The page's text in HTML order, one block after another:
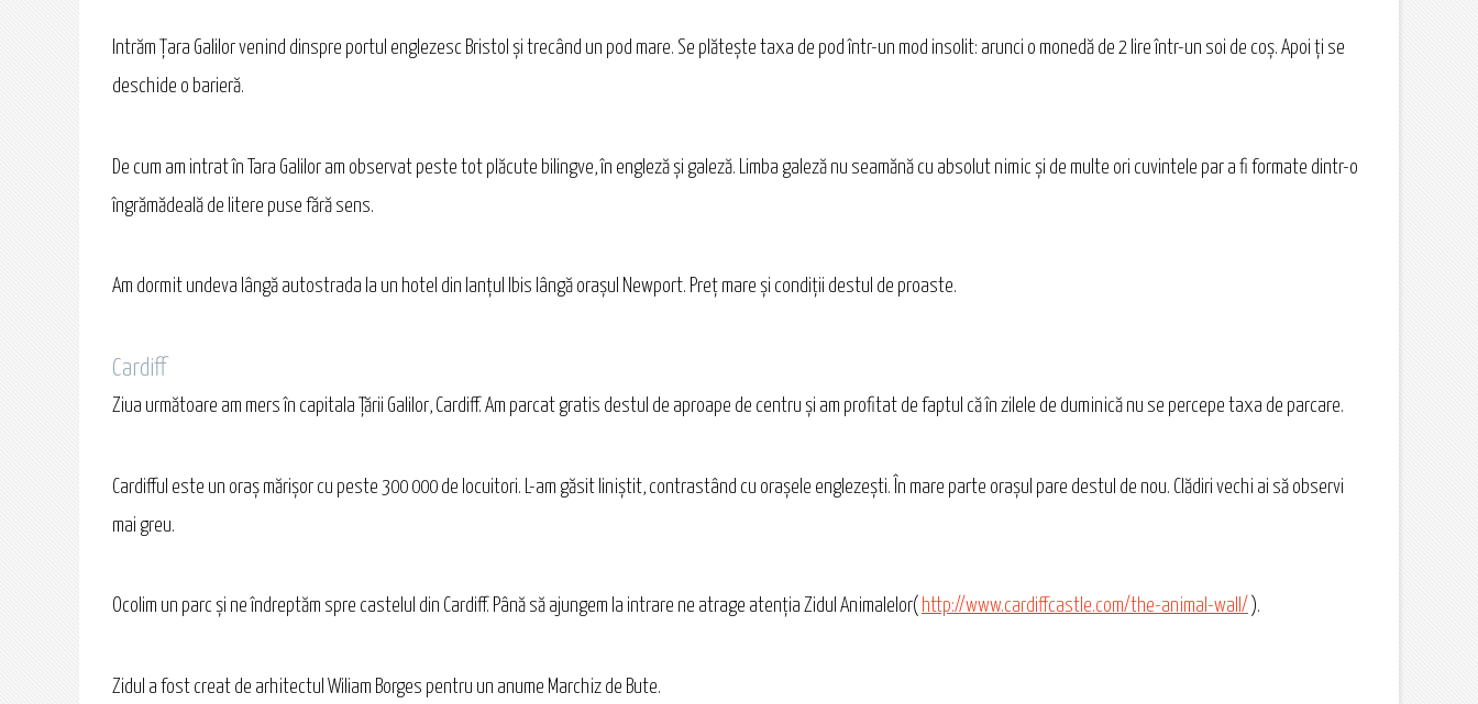
Intrăm Țara Galilor venind dinspre portul englezesc Bristol şi trecând un pod mare. Se plăteşte taxa de pod într-un mod insolit: arunci o monedă de 2 lire într-un soi de coş. Apoi ţi se
deschide o barieră.
De cum am intrat în Tara Galilor am observat peste tot plăcute bilingve, în engleză şi galeză. Limba galeză nu seamănă cu absolut nimic şi de multe ori cuvintele par a fi formate dintr-o
îngrămădeală de litere puse fără sens.
Am dormit undeva lângă autostrada la un hotel din lanţul Ibis lângă oraşul Newport. Preţ mare şi condiţii destul de proaste.
Cardiff
Ziua următoare am mers în capitala Ţării Galilor, Cardiff. Am parcat gratis destul de aproape de centru şi am profitat de faptul că în zilele de duminică nu se percepe taxa de parcare.
Cardifful este un oraş mărişor cu peste 300 000 de locuitori. L-am găsit liniştit, contrastând cu oraşele englezeşti. În mare parte oraşul pare destul de nou. Clădiri vechi ai să observi
mai greu.
Ocolim un parc şi ne îndreptăm spre castelul din Cardiff. Până să ajungem la intrare ne atrage atenţia Zidul Animalelor( http://www.cardiffcastle.com/the-animal-wall/ ).
Zidul a fost creat de arhitectul Wiliam Borges pentru un anume Marchiz de Bute.